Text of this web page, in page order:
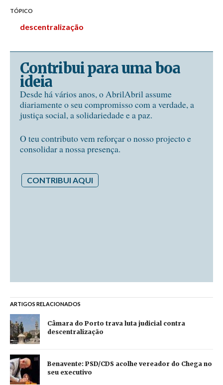
TÓPICO
descentralização
Contribui para uma boa
ideia
Desde há vários anos, o AbrilAbril assume
diariamente o seu compromisso com a verdade, a
justiça social, a solidariedade e a paz.
O teu contributo vem reforçar o nosso projecto e
consolidar a nossa presença.
CONTRIBUI AQUI
ARTIGOS RELACIONADOS
Câmara do Porto trava luta judicial contra
descentralização
Benavente: PSD/CDS acolhe vereador do Chega no
seu executivo